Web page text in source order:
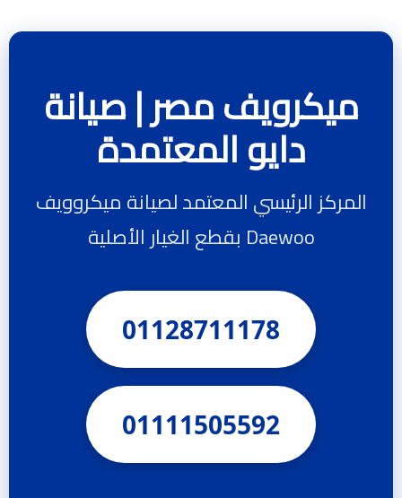
ميكرويف مصر | صيانة
دايو المعتمدة
المركز الرئيسي المعتمد لصيانة ميكروويف
Daewoo بقطع الغيار الأصلية
01128711178
01111505592